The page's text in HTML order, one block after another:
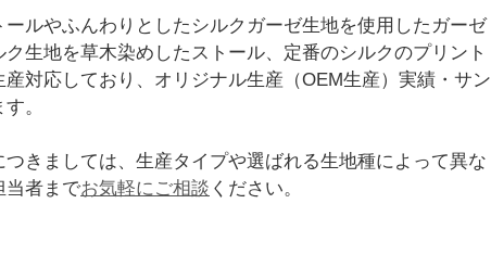
ルやふんわりとしたシルクガーゼ生地を使用したガーゼ
生地を草木染めしたストール、定番のシルクのプリント
対応しており、オリジナル生産（OEM生産）実績・サン
。
きましては、生産タイプや選ばれる生地種によって異な
当者までお気軽にご相談 ください。